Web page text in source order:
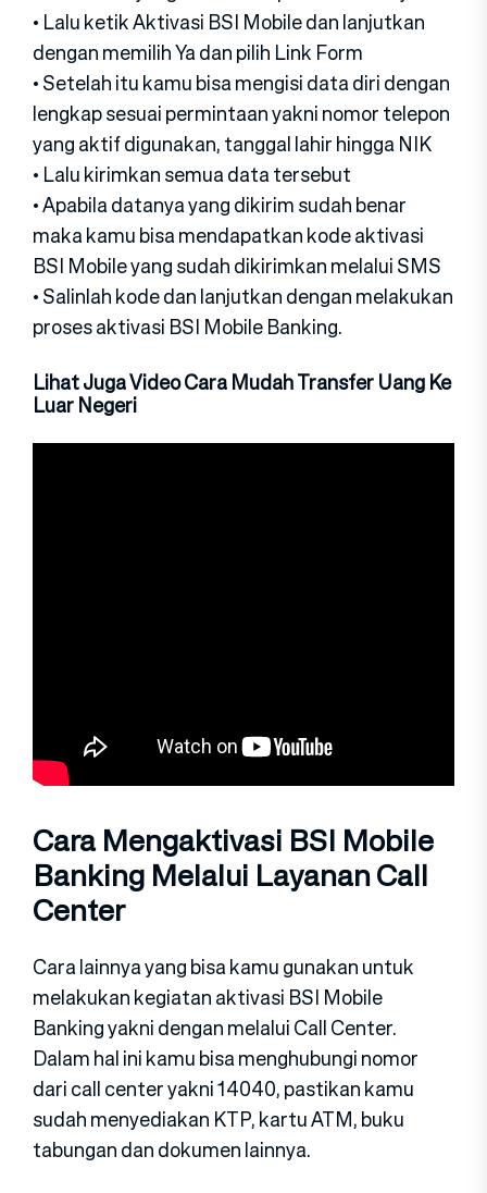
• Lalu ketik Aktivasi BSI Mobile dan lanjutkan
dengan memilih Ya dan pilih Link Form
• Setelah itu kamu bisa mengisi data diri dengan
lengkap sesuai permintaan yakni nomor telepon
yang aktif digunakan, tanggal lahir hingga NIK
• Lalu kirimkan semua data tersebut
• Apabila datanya yang dikirim sudah benar
maka kamu bisa mendapatkan kode aktivasi
BSI Mobile yang sudah dikirimkan melalui SMS
• Salinlah kode dan lanjutkan dengan melakukan
proses aktivasi BSI Mobile Banking.
Lihat Juga Video Cara Mudah Transfer Uang Ke
Luar Negeri
Cara Mengaktivasi BSI Mobile
Banking Melalui Layanan Call
Center
Cara lainnya yang bisa kamu gunakan untuk
melakukan kegiatan aktivasi BSI Mobile
Banking yakni dengan melalui Call Center.
Dalam hal ini kamu bisa menghubungi nomor
dari call center yakni 14040, pastikan kamu
sudah menyediakan KTP, kartu ATM, buku
tabungan dan dokumen lainnya.